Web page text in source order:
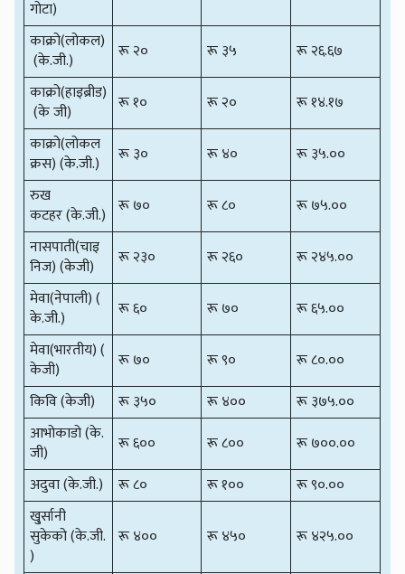
गोटा)
काक्रो(लोकल)
(के.जी.)
रू २० रू ३५
रू २६.६७
काक्रो(हाइब्रीड)
(के जी)
रू १० रू २०
रू १४.१७
काक्रो(लोकल
क्रस) (के.जी.)
रू ३० रू ४०
रू ३५.००
रुख
कटहर (के.जी.) रू ७० रू ८०
रू ७५.००
नासपाती(चाइ
निज) (केजी)
रू २३० रू २६०
रू २४५.००
मेवा(नेपाली) (
के.जी.)
रू ६० रू ७०
रू ६५.००
मेवा(भारतीय) (
केजी)
रू ७० रू ९०
रू ८०.००
किवि (केजी)
रू ३५० रू ४००
रू ३७५.००
आभोकाडो (के.
जी)
रू ६०० रू ८००
रू ७००.००
अदुवा (के.जी.)
रू ८० रू १००
रू ९०.००
खु्र्सानी
सुकेको (के.जी.
)
रू ४०० रू ४५० रू ४२५.००